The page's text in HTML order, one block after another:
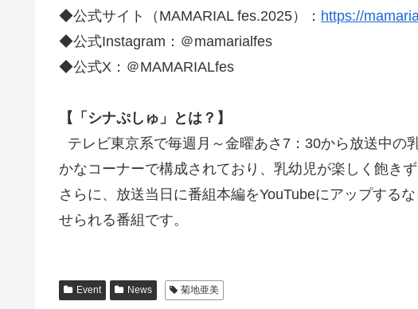
◆公式サイト（MAMARIAL fes.2025）： https://
◆公式Instagram：＠mamarialfes
◆公式X：＠MAMARIALfes
【「シナぷしゅ」とは？】
テレビ東京系で毎週月～金曜あさ7：30から放送中の
かなコーナーで構成されており、乳幼児が楽しく飽き
さらに、放送当日に番組本編をYouTubeにアップする
せられる番組です。
Event News 菊地亜美